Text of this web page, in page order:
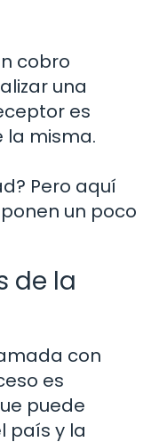
cobro
una
es
la misma.
Pero aquí
un poco
de la
con
es
puede
país y la